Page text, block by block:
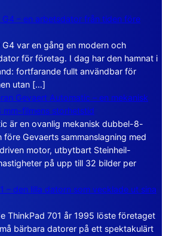
– en arbetsdator från tiden före
var en gång en modern och
för företag. I dag har den hamnat i
fortfarande fullt användbar för
utan […]
Gevaert Automatic – en mekanisk
mm-filmens storhetstid
är en ovanlig mekanisk dubbel-8-
före Gevaerts sammanslagning med
motor, utbytbart Steinheil-
på upp till 32 bilder per
– den lilla datorn som vecklade ut sina
ThinkPad 701 år 1995 löste företaget
bärbara datorer på ett spektakulärt